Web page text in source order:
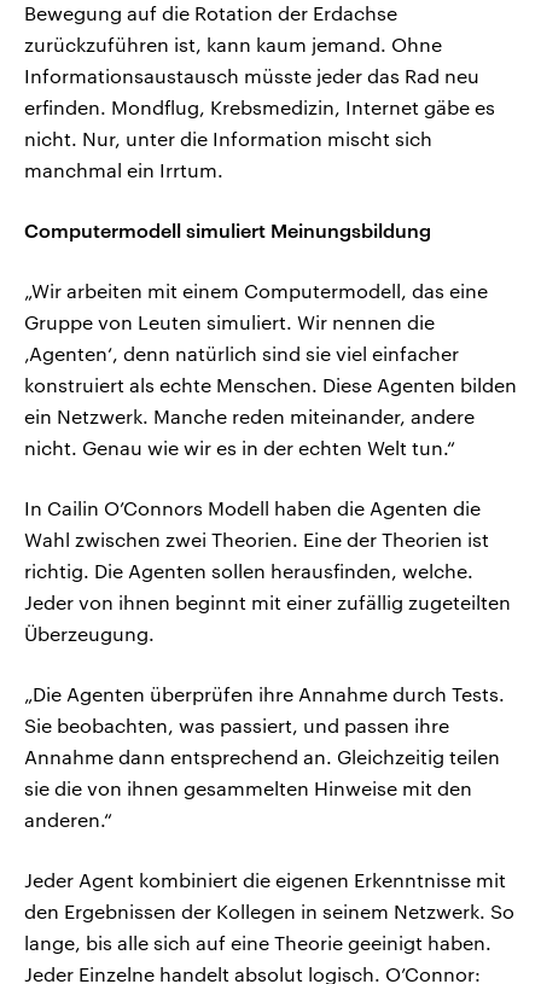
Bewegung auf die Rotation der Erdachse
zurückzuführen ist, kann kaum jemand. Ohne
Informationsaustausch müsste jeder das Rad neu
erfinden. Mondflug, Krebsmedizin, Internet gäbe es
nicht. Nur, unter die Information mischt sich
manchmal ein Irrtum.
Computermodell simuliert Meinungsbildung
„Wir arbeiten mit einem Computermodell, das eine
Gruppe von Leuten simuliert. Wir nennen die
‚Agenten‘, denn natürlich sind sie viel einfacher
konstruiert als echte Menschen. Diese Agenten bilden
ein Netzwerk. Manche reden miteinander, andere
nicht. Genau wie wir es in der echten Welt tun.“
In Cailin O’Connors Modell haben die Agenten die
Wahl zwischen zwei Theorien. Eine der Theorien ist
richtig. Die Agenten sollen herausfinden, welche.
Jeder von ihnen beginnt mit einer zufällig zugeteilten
Überzeugung.
„Die Agenten überprüfen ihre Annahme durch Tests.
Sie beobachten, was passiert, und passen ihre
Annahme dann entsprechend an. Gleichzeitig teilen
sie die von ihnen gesammelten Hinweise mit den
anderen.“
Jeder Agent kombiniert die eigenen Erkenntnisse mit
den Ergebnissen der Kollegen in seinem Netzwerk. So
lange, bis alle sich auf eine Theorie geeinigt haben.
Jeder Einzelne handelt absolut logisch. O’Connor: